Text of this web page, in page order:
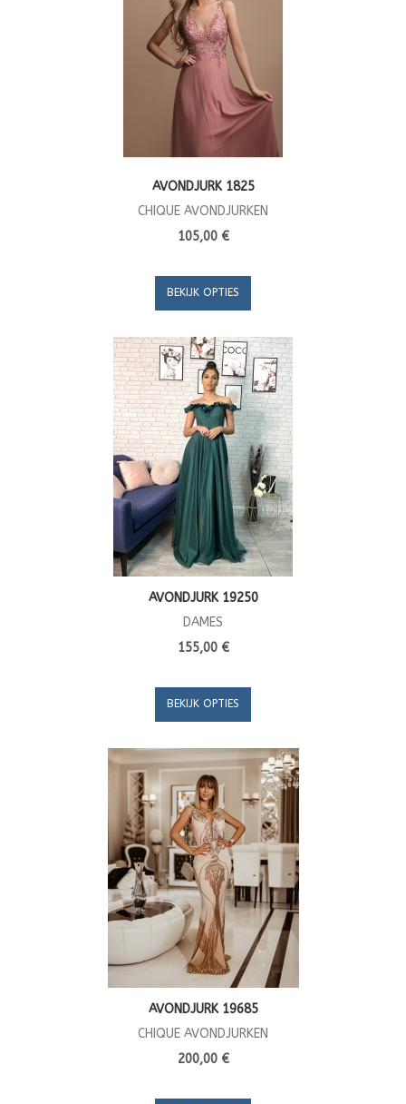
AVONDJURK 1825
CHIQUE AVONDJURKEN
105,00 €
BEKIJK OPTIES
AVONDJURK 19250
DAMES
155,00 €
BEKIJK OPTIES
AVONDJURK 19685
CHIQUE AVONDJURKEN
200,00 €